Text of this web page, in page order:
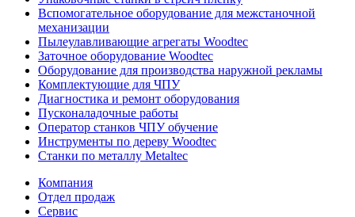
Вспомогательное оборудование для межстаночной
механизации
Пылеулавливающие агрегаты Woodtec
Заточное оборудование Woodtec
Оборудование для производства наружной рекламы
Комплектующие для ЧПУ
Диагностика и ремонт оборудования
Пусконаладочные работы
Оператор станков ЧПУ обучение
Инструменты по дереву Woodtec
Станки по металлу Metaltec
Компания
Отдел продаж
Сервис